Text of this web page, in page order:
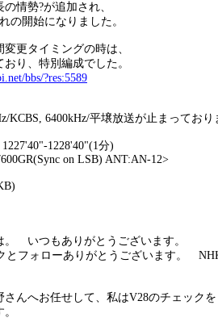
情勢?が追加され、
の開始になりました。
更タイミングの時は、
り、特別編成でした。
bbs/?res:5589
KCBS, 6400kHz/平壌放送が止まっており
1228'40"(1分)
on LSB) ANT:AN-12>
。 いつもありがとうございます。
とフォローありがとうございます。
さんへお任せして、私はV28のチェック